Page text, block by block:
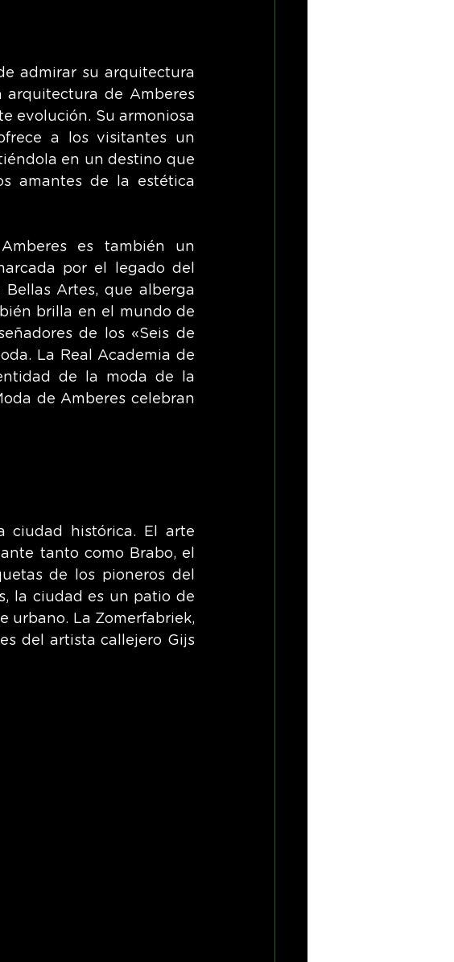
admirar su arquitectura
arquitectura de Amberes
evolución. Su armoniosa
a los visitantes un
en un destino que
amantes de la estética
es también un
por el legado del
Artes, que alberga
brilla en el mundo de
de los «Seis de
La Real Academia de
de la moda de la
de Amberes celebran
ciudad histórica. El arte
tanto como Brabo, el
de los pioneros del
la ciudad es un patio de
urbano. La Zomerfabriek,
del artista callejero Gijs